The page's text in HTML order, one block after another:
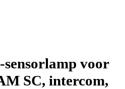
voor
SC, intercom,